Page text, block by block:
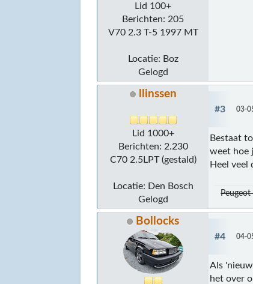
Lid 100+
Berichten: 205
V70 2.3 T-5 1997 MT
Locatie: Boz
Gelogd
llinssen
Lid 1000+
Berichten: 2.230
C70 2.5LPT (gestald)
Locatie: Den Bosch
Gelogd
#3 03-
Bestaat
weet hoe
Heel veel
Bollocks
#4 04-
Als
het over